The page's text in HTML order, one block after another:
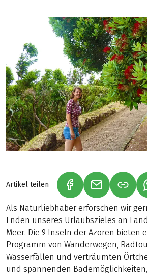
Artikel teilen (LINK ÖFFNET IN
(LINK
Als Naturliebhaber erforschen wir
Enden unseres Urlaubszieles an
Meer. Die 9 Inseln der Azoren bieten
Programm von Wanderwegen,
Wasserfällen und verträumten
und spannenden